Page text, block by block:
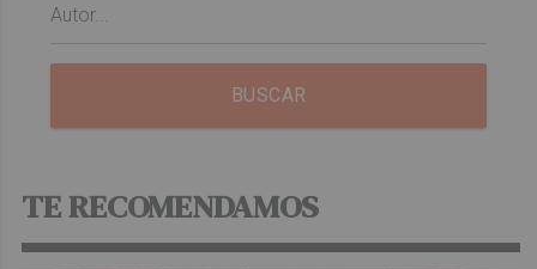
BUSCAR
TE RECOMENDAMOS